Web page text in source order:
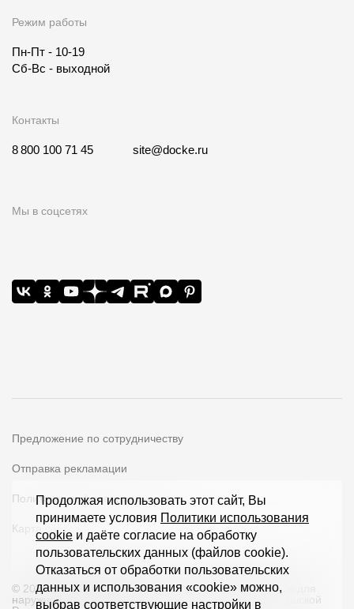
Режим работы
Пн-Пт - 10-19
Сб-Вс - выходной
Контакты
8 800 100 71 45 site@docke.ru
Мы в соцсетях
Предложение по сотрудничеству
Отправка рекламации
Политика конфиденциальности
Карта сайта
© 2026 ООО «Дёке Экстружн» - производство товаров для
наружной отделки загородных домов и кровли в Чувашской
Продолжая использовать этот сайт, Вы
принимаете условия Политики использования
cookie и даёте согласие на обработку
пользовательских данных (файлов cookie).
Отказаться от обработки пользовательских
данных и использования «cookie» можно,
выбрав соответствующие настройки в